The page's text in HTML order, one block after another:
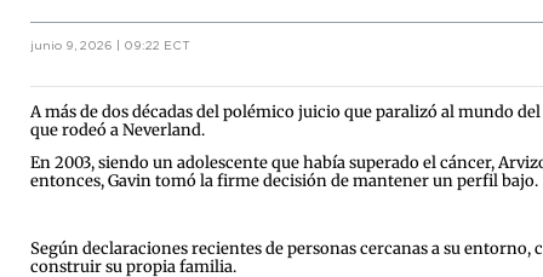
junio 9, 2026 | 09:22 ECT
A más de dos décadas del polémico juicio que paralizó al mundo
que rodeó a Neverland.
En 2003, siendo un adolescente que había superado el cáncer,
entonces, Gavin tomó la firme decisión de mantener un perfil bajo.
Según declaraciones recientes de personas cercanas a su
construir su propia familia.